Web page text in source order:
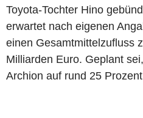
Toyota-Tochter Hino
erwartet nach eigenen
einen Gesamtmittelzufluss
Milliarden Euro. Geplant
Archion auf rund 25